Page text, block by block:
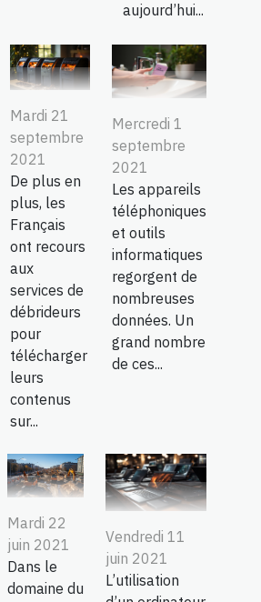
aujourd’hui...
Mardi 21
septembre
2021
De plus en
plus, les
Français
ont recours
aux
services de
débrideurs
pour
télécharger
leurs
contenus
sur...
Mercredi 1
septembre
2021
Les appareils
téléphoniques
et outils
informatiques
regorgent de
nombreuses
données. Un
grand nombre
de ces...
Mardi 22
juin 2021
Dans le
domaine du
Vendredi 11
juin 2021
L’utilisation